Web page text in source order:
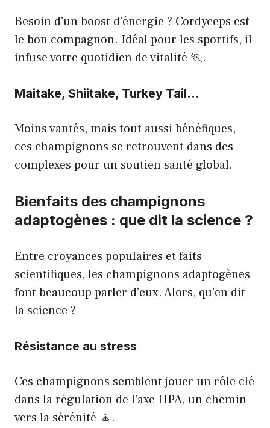
Besoin d’un boost d’énergie ? Cordyceps est
le bon compagnon. Idéal pour les sportifs, il
infuse votre quotidien de vitalité 🏃.
Maitake, Shiitake, Turkey Tail…
Moins vantés, mais tout aussi bénéfiques,
ces champignons se retrouvent dans des
complexes pour un soutien santé global.
Bienfaits des champignons
adaptogènes : que dit la science ?
Entre croyances populaires et faits
scientifiques, les champignons adaptogènes
font beaucoup parler d’eux. Alors, qu’en dit
la science ?
Résistance au stress
Ces champignons semblent jouer un rôle clé
dans la régulation de l’axe HPA, un chemin
vers la sérénité 🧘.